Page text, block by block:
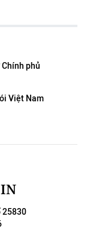
phủ
Việt Nam
25830